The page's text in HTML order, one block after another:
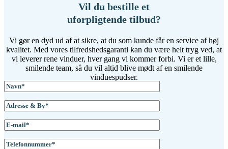
Vil du bestille et
uforpligtende tilbud?
Vi gør en dyd ud af at sikre, at du som kunde får en service af høj
kvalitet. Med vores tilfredshedsgaranti kan du være helt tryg ved, at
vi leverer rene vinduer, hver gang vi kommer forbi. Vi er et lille,
smilende team, så du vil altid blive mødt af en smilende
vinduespudser.